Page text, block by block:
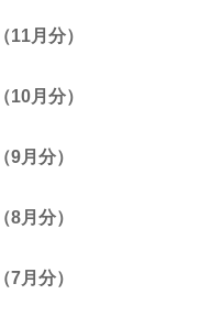
月分）
月分）
月分）
月分）
月分）